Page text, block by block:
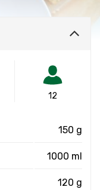
12
150 g
1000 ml
120 g